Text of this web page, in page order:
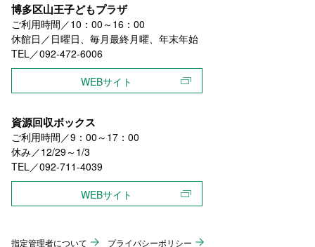
博多区山王子どもプラザ
ご利用時間／10：00～16：00
休館日／日曜日、毎月最終月曜、年末年始
TEL／092-472-6006
WEBサイト
資源回収ボックス
ご利用時間／9：00～17：00
休み／12/29～1/3
TEL／092-711-4039
WEBサイト
指定管理者について プライバシーポリシー